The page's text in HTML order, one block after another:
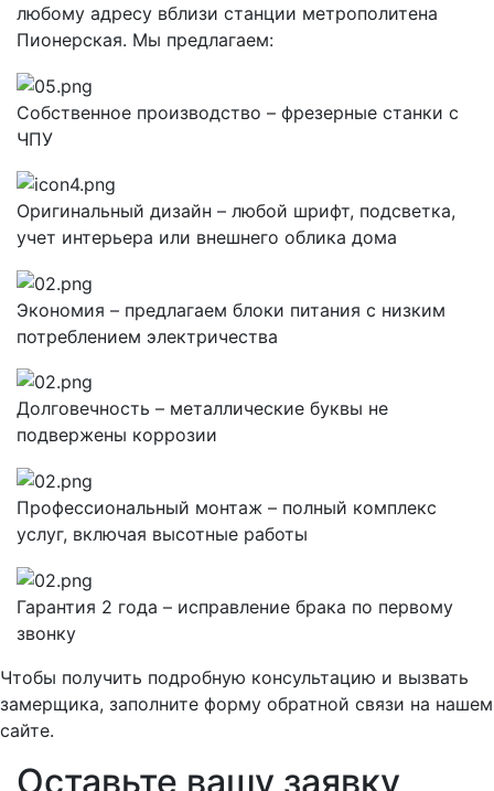
любому адресу вблизи станции метрополитена
Пионерская. Мы предлагаем:
Собственное производство – фрезерные станки с
ЧПУ
Оригинальный дизайн – любой шрифт, подсветка,
учет интерьера или внешнего облика дома
Экономия – предлагаем блоки питания с низким
потреблением электричества
Долговечность – металлические буквы не
подвержены коррозии
Профессиональный монтаж – полный комплекс
услуг, включая высотные работы
Гарантия 2 года – исправление брака по первому
звонку
Чтобы получить подробную консультацию и вызвать
замерщика, заполните форму обратной связи на нашем
сайте.
Оставьте вашу заявку